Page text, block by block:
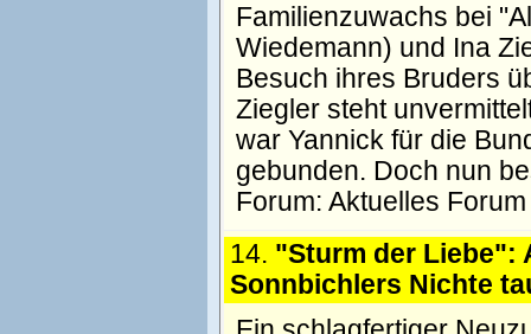
Familienzuwachs bei
Wiedemann) und Ina
Besuch ihres Bruders
Ziegler steht
war Yannick für die
gebunden. Doch nun
Forum: Aktuelles Forum
14. "Sturm der Liebe":
Sonnbichlers Nichte